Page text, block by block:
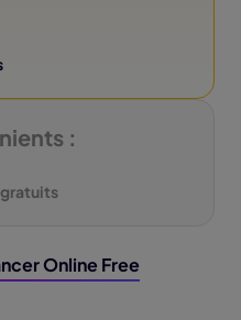
:
gratuits
Online Free